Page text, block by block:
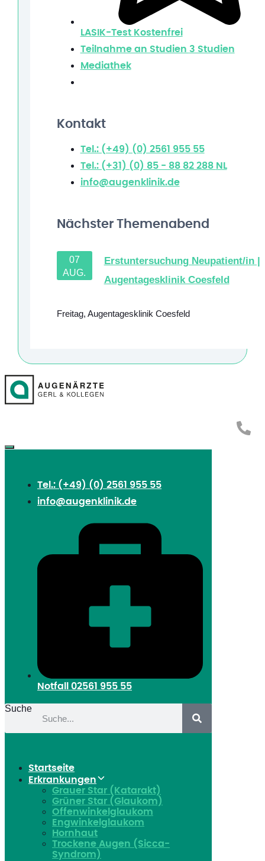
LASIK-Test Kostenfrei
Teilnahme an Studien 3 Studien
Mediathek
Kontakt
Tel.: (+49) (0) 2561 955 55
Tel.: (+31) (0) 85 - 88 82 288 NL
info@augenklinik.de
Nächster Themenabend
07
AUG.
Erstuntersuchung Neupatient/in |
Augentagesklinik Coesfeld
Freitag, Augentagesklinik Coesfeld
Tel.: (+49) (0) 2561 955 55
info@augenklinik.de
Notfall 02561 955 55
Suche
Startseite
Erkrankungen
Grauer Star (Katarakt)
Grüner Star (Glaukom)
Offenwinkelglaukom
Engwinkelglaukom
Hornhaut
Trockene Augen (Sicca-
Syndrom)